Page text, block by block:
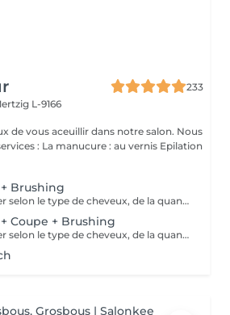
233
L-9166
vous aceuillir dans notre salon. Nous
vernis Epilation
Brushing
Le tarif final peut varier selon le type de cheveux, de la quantité de produit utilisée et de la création finalement réalisée.
Coupe + Brushing
Le tarif final peut varier selon le type de cheveux, de la quantité de produit utilisée et de la création finalement réalisée.